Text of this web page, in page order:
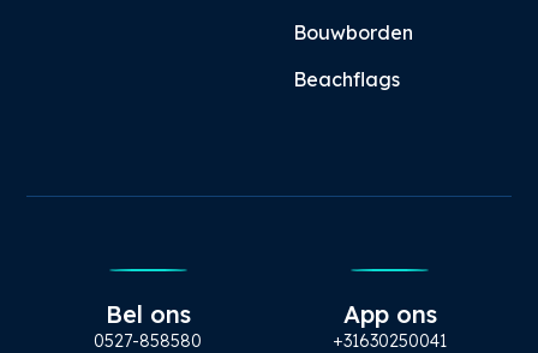
Bouwborden
Beachflags
Bel ons
0527-858580
App ons
+31630250041